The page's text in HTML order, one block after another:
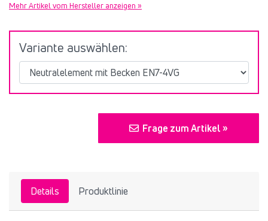
Mehr Artikel vom Hersteller anzeigen »
Variante auswählen:
Frage zum Artikel »
Details Produktlinie